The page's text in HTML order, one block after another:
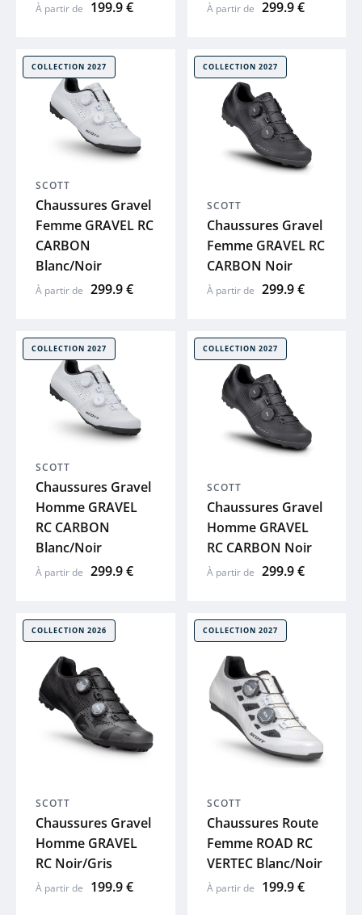
À partir de 199.9 € À partir de 299.9 €
COLLECTION 2027
SCOTT
Chaussures Gravel
Femme GRAVEL RC
CARBON
Blanc/Noir
À partir de 299.9 €
COLLECTION 2027
SCOTT
Chaussures Gravel
Femme GRAVEL RC
CARBON Noir
À partir de 299.9 €
COLLECTION 2027
SCOTT
Chaussures Gravel
Homme GRAVEL
RC CARBON
Blanc/Noir
À partir de 299.9 €
COLLECTION 2027
SCOTT
Chaussures Gravel
Homme GRAVEL
RC CARBON Noir
À partir de 299.9 €
COLLECTION 2026
SCOTT
Chaussures Gravel
Homme GRAVEL
RC Noir/Gris
À partir de 199.9 €
COLLECTION 2027
SCOTT
Chaussures Route
Femme ROAD RC
VERTEC Blanc/Noir
À partir de 199.9 €